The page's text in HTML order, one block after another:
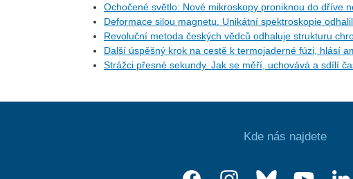
Ochočené světlo: Nové mikroskopy proniknou do dříve
Deformace silou magnetu. Unikátní spektroskopie
Revoluční metoda českých vědců odhaluje strukturu
Další úspěšný krok na cestě k termojaderné fúzi, hlásí
Strážci přesné sekundy. Jak se měří, uchovává a sdílí
Kde nás najdete